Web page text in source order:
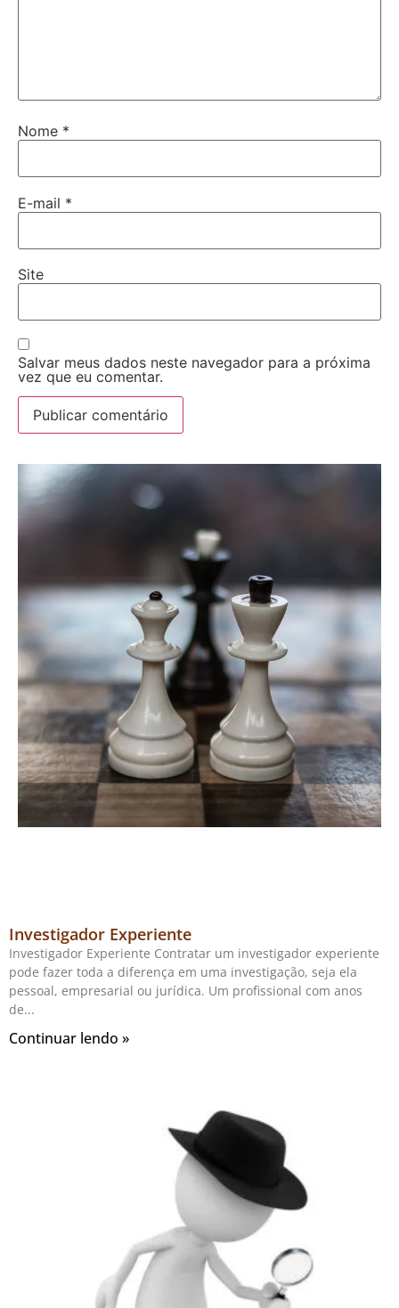
Nome *
E-mail *
Site
Salvar meus dados neste navegador para a próxima
vez que eu comentar.
Investigador Experiente
Investigador Experiente Contratar um investigador experiente
pode fazer toda a diferença em uma investigação, seja ela
pessoal, empresarial ou jurídica. Um profissional com anos
de
Continuar lendo »